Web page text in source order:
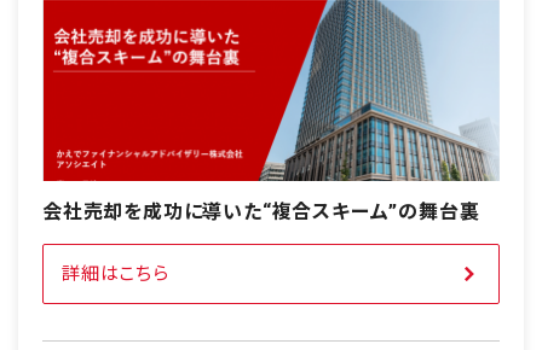
会社売却を成功に導いた“複合スキーム”の舞台裏
詳細はこちら